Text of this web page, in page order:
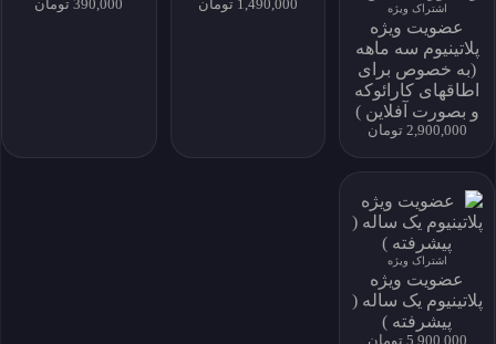
پروفایل و دانلود
نماد اعتماد الکترونیکی
خانه
خواننده‌ها
جستجو
سبک ها
تماس
درباره ما
اشتراک
اشتراک ویژه
عضویت ویژه
پلاتینیوم سه ماهه
(به خصوص برای
اطاقهای کارائوکه
و بصورت آفلاین )
2,900,000 تومان
1,490,000 تومان 390,000 تومان
اشتراک ویژه
عضویت ویژه
پلاتینیوم یک ساله (
پیشرفته )
5,900,000 تومان